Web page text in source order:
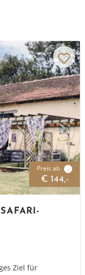
Preis ab i
€ 144,-
Ziel für